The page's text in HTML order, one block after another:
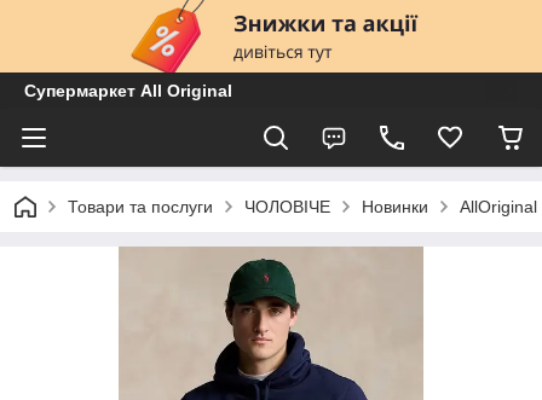
Супермаркет All Original
Товари та послуги ЧОЛОВІЧЕ Новинки